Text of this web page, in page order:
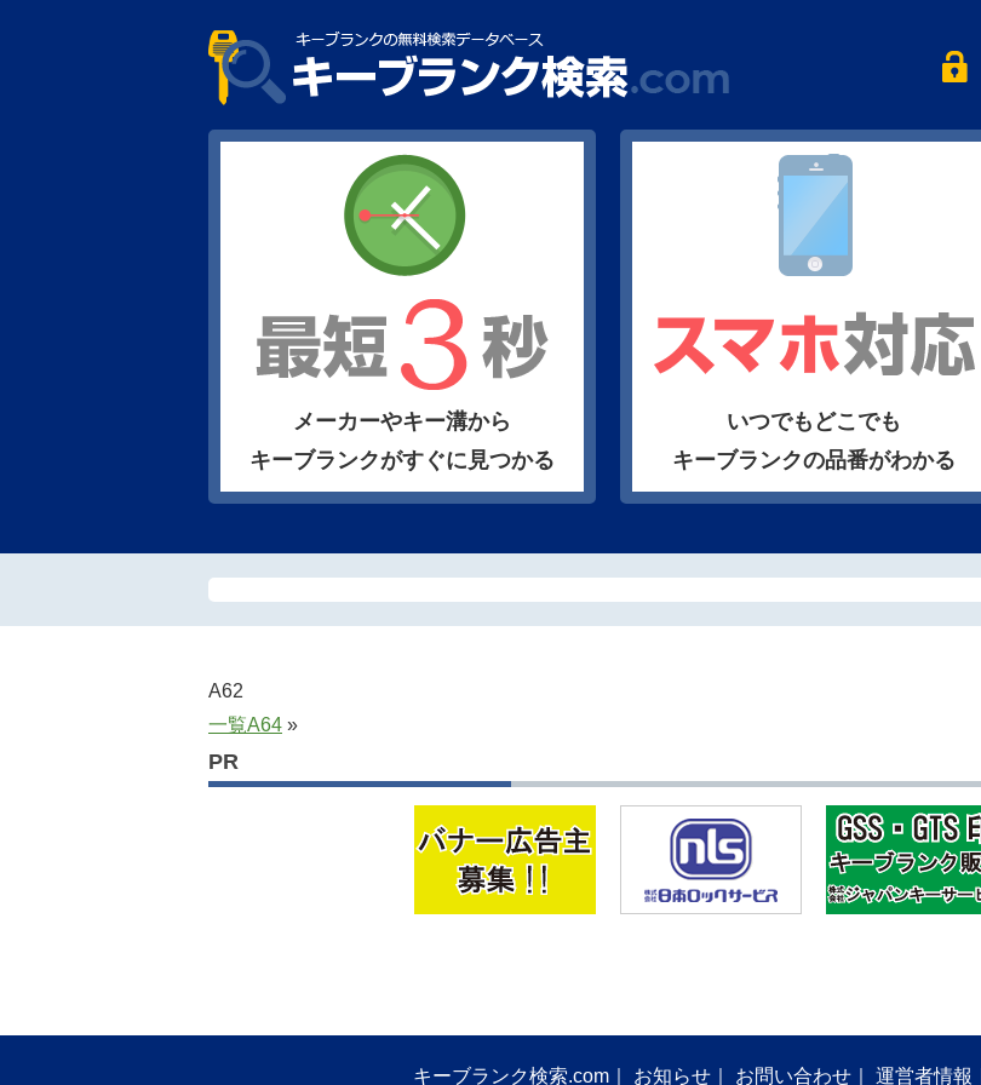
メーカーやキー溝から
キーブランクがすぐに見つかる
いつでもどこでも
キーブランクの品番がわかる
A62
一覧A64 »
PR
キーブランク検索.com お知らせ お問い合わせ 運営者情報